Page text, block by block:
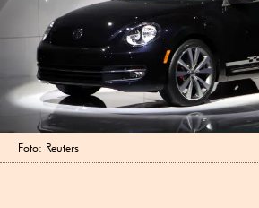
Foto: Reuters